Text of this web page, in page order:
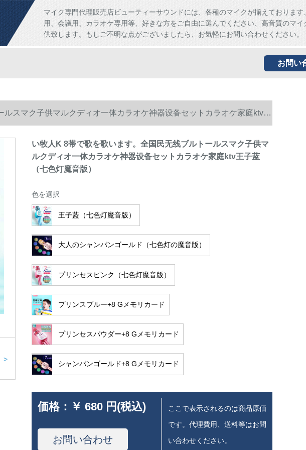
マイク専門代理販売店ビューティーサウンドには、各種のマイクが揃えております
用、会議用、カラオケ専用等、好きな方をご自由に選んでください、高音質のマイ
供致します。もしご不明な点がございましたら、お気軽にお問い合わせください。
お問い
スマク子供マルクディオ一体カラオケ神器设备セットカラオケ家庭ktv王
>
い牧人K 8帯で歌を歌います。全国民无线ブルトールスマク子供マ
ルクディオ一体カラオケ神器设备セットカラオケ家庭ktv王子蓝
（七色灯魔音版）
色を選択
王子藍（七色灯魔音版）
大人のシャンパンゴールド（七色灯の魔音版）
プリンセスピンク（七色灯魔音版）
プリンスブルー+8 Gメモリカード
プリンセスパウダー+8 Gメモリカード
シャンパンゴールド+8 Gメモリカード
価格： ￥ 680 円(税込)
お問い合わせ
ここで表示されるのは商品原価
です。代理費用、送料等はお問
い合わせください。